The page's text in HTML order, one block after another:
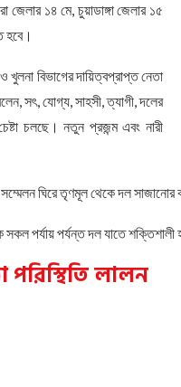
জেলার ১৪ মে, চুয়াডাঙ্গা জেলার ১৫
হবে।
খুলনা বিভাগের দায়িত্বপ্রাপ্ত নেতা
সৎ, যোগ্য, সাহসী, ত্যাগী, দলের
চলছে। নতুন প্রজন্ম এবং নারী
ঘিরে তৃণমূল থেকে দল
পর্যায় পর্যন্ত দল যাতে
পরিস্থিতি লালন